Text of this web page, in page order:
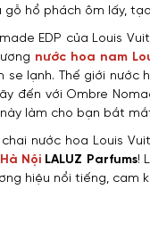
gỗ hổ phách ôm lấy,
EDP của Louis
nước hoa nam
se lạnh. Thế giới
đến với Ombre
làm cho bạn bắt
nước hoa Louis
Nội LALUZ Parfums!
hiệu nổi tiếng, cam